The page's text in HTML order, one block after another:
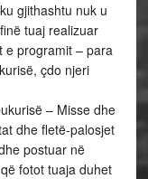
gjithashtu nuk u
tuaj realizuar
e programit – para
çdo njeri
– Misse dhe
dhe fletë-palosjet
postuar në
fotot tuaja duhet